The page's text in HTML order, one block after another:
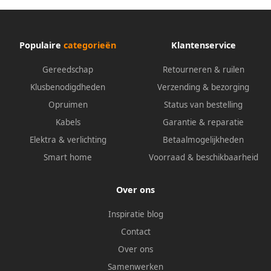
Populaire categorieën
Gereedschap
Klusbenodigdheden
Opruimen
Kabels
Elektra & verlichting
Smart home
Klantenservice
Retourneren & ruilen
Verzending & bezorging
Status van bestelling
Garantie & reparatie
Betaalmogelijkheden
Voorraad & beschikbaarheid
Over ons
Inspiratie blog
Contact
Over ons
Samenwerken